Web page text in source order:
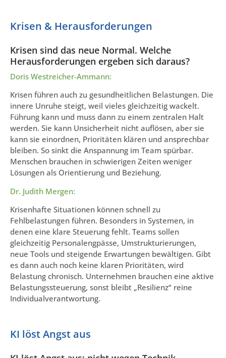
Krisen & Herausforderungen
Krisen sind das neue Normal. Welche
Herausforderungen ergeben sich daraus?
Doris Westreicher-Ammann:
Krisen führen auch zu gesundheitlichen Belastungen. Die
innere Unruhe steigt, weil vieles gleichzeitig wackelt.
Führung kann und muss dann zu einem zentralen Halt
werden. Sie kann Unsicherheit nicht auflösen, aber sie
kann sie einordnen, Prioritäten klären und ansprechbar
bleiben. So sinkt die Anspannung im Team spürbar.
Menschen brauchen in schwierigen Zeiten weniger
Lösungen als Orientierung und Beziehung.
Dr. Judith Mergen:
Krisenhafte Situationen können schnell zu
Fehlbelastungen führen. Besonders in Systemen, in
denen eine klare Steuerung fehlt. Teams sollen
gleichzeitig Personalengpässe, Umstrukturierungen,
neue Tools und steigende Erwartungen bewältigen. Gibt
es dann auch noch keine klaren Prioritäten, wird
Belastung chronisch. Unternehmen brauchen eine aktive
Belastungssteuerung, sonst bleibt „Resilienz“ reine
Individualverantwortung.
KI löst Angst aus